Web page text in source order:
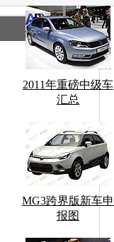
2011年重磅中级车
汇总
MG3跨界版新车申
报图